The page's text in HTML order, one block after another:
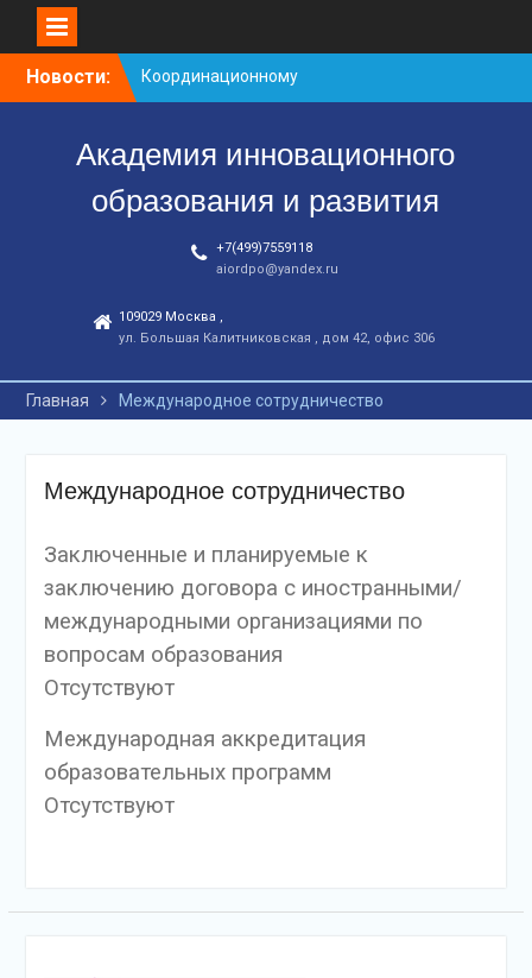
Новости:
Координационному
центру-25 лет!
группа
С юбилеем КЦ!
Академия инновационного
образования и развития
+7(499)7559118
aiordpo@yandex.ru
109029 Москва ,
ул. Большая Калитниковская , дом 42, офис 306
Главная Международное сотрудничество
Международное сотрудничество
Заключенные и планируемые к
заключению договора с иностранными/
международными организациями по
вопросам образования
Отсутствуют
Международная аккредитация
образовательных программ
Отсутствуют